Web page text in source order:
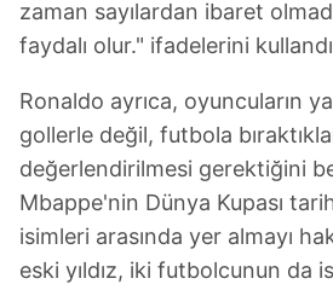
zaman sayılardan ibaret
faydalı olur." ifadelerini
Ronaldo ayrıca, oyuncuların
gollerle değil, futbola
değerlendirilmesi gerektiğini
Mbappe'nin Dünya Kupası
isimleri arasında yer almayı
eski yıldız, iki futbolcunun da